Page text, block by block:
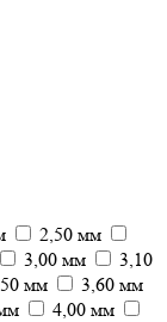
2,50 мм
3,00 мм
3,10
мм
3,60 мм
4,00 мм